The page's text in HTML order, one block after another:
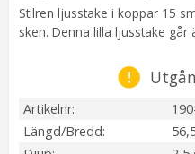
Stilren ljusstake i koppar 15
sken. Denna lilla ljusstake
Artikelnr
Längd/Bredd